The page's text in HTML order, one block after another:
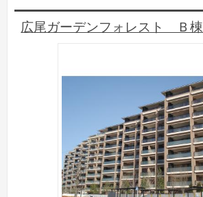
広尾ガーデンフォレスト Ｂ棟